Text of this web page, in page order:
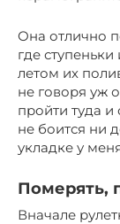
Она отлично
где
летом их
не говоря уж
пройти туда и
не боится ни
укладке у
Померять,
Вначале